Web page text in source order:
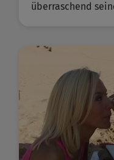
überraschend